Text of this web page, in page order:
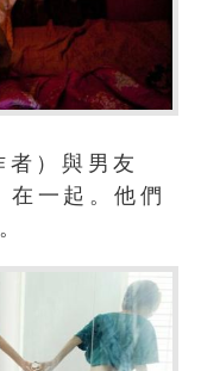
）與男友
一起。他們